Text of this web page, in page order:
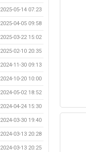
2025-05-14 07:23
2025-04-05 09:58
2025-03-22 15:02
2025-02-10 20:35
2024-11-30 09:13
2024-10-20 10:00
2024-05-02 18:52
2024-04-24 15:30
2024-03-30 19:40
2024-03-13 20:28
2024-03-13 20:25